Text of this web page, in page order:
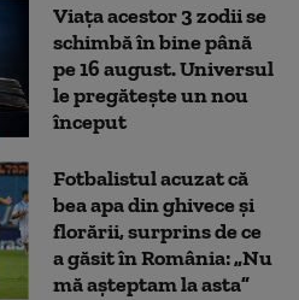
Viața acestor 3 zodii se
schimbă în bine până
pe 16 august. Universul
le pregătește un nou
început
Fotbalistul acuzat că
bea apa din ghivece și
florării, surprins de ce
a găsit în România: „Nu
mă așteptam la asta”